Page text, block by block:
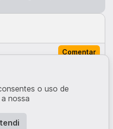
Comentar
desportistas de topo a
o uso de
nossa